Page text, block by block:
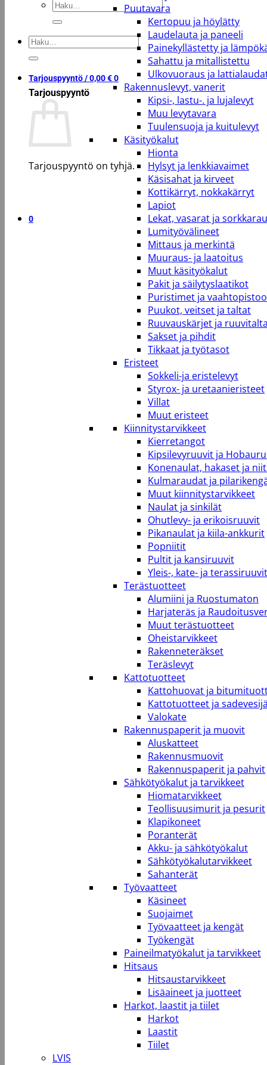
Etsi:
Etsi:
Tarjouspyyntö /0,00€0
Tarjouspyyntö
Tarjouspyyntö on tyhjä.
0
Puutavara
Kertopuu ja höylätty
Laudelauta ja paneeli
Painekyllästetty ja
Sahattu ja mitallistettu
Ulkovuoraus ja
Rakennuslevyt, vanerit
Kipsi-, lastu-. ja lujalevyt
Muu levytavara
Tuulensuoja ja kuitulevyt
Käsityökalut
Hionta
Hylsyt ja lenkkiavaimet
Käsisahat ja kirveet
Kottikärryt, nokkakärryt
Lapiot
Lekat, vasarat ja
Lumityövälineet
Mittaus ja merkintä
Muuraus- ja laatoitus
Muut käsityökalut
Pakit ja säilytyslaatikot
Puristimet ja
Puukot, veitset ja taltat
Ruuvauskärjet ja
Sakset ja pihdit
Tikkaat ja työtasot
Eristeet
Sokkeli-ja eristelevyt
Styrox- ja uretaanieristeet
Villat
Muut eristeet
Kiinnitystarvikkeet
Kierretangot
Kipsilevyruuvit ja
Konenaulat, hakaset ja
Kulmaraudat ja
Muut kiinnitystarvikkeet
Naulat ja sinkilät
Ohutlevy- ja erikoisruuvit
Pikanaulat ja kiila-ankkurit
Popniitit
Pultit ja kansiruuvit
Yleis-, kate- ja terassiruuvit
Terästuotteet
Alumiini ja Ruostumaton
Harjateräs ja
Muut terästuotteet
Oheistarvikkeet
Rakenneteräkset
Teräslevyt
Kattotuotteet
Kattohuovat ja
Kattotuotteet ja
Valokate
Rakennuspaperit ja muovit
Aluskatteet
Rakennusmuovit
Rakennuspaperit ja pahvit
Sähkötyökalut ja tarvikkeet
Hiomatarvikkeet
Teollisuusimurit ja pesurit
Klapikoneet
Poranterät
Akku- ja sähkötyökalut
Sähkötyökalutarvikkeet
Sahanterät
Työvaatteet
Käsineet
Suojaimet
Työvaatteet ja kengät
Työkengät
Paineilmatyökalut ja tarvikkeet
Hitsaus
Hitsaustarvikkeet
Lisäaineet ja juotteet
Harkot, laastit ja tiilet
Harkot
Laastit
Tiilet
LVIS